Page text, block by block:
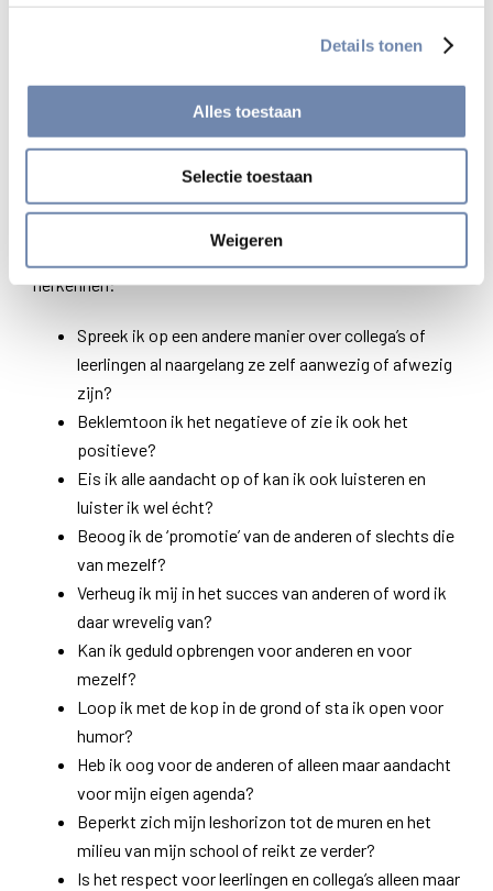
Details tonen
Alles toestaan
Selectie toestaan
Weigeren
jezuïet zei me ooit dat het de enige gebedsvorm is die men
Ben ik wel goed bezig?
Voor ons, in het onderwijs, gaat het om een dagelijks
aftoetsen of men als leerkracht ‘wel goed bezig is’. Zovele
verkleuren of verdonkeren en waarin menigeen zich kan
herkennen:
Spreek ik op een andere manier over collega’s of
leerlingen al naargelang ze zelf aanwezig of afwezig
zijn?
Beklemtoon ik het negatieve of zie ik ook het
positieve?
Eis ik alle aandacht op of kan ik ook luisteren en
luister ik wel écht?
Beoog ik de ‘promotie’ van de anderen of slechts die
van mezelf?
Verheug ik mij in het succes van anderen of word ik
daar wrevelig van?
Kan ik geduld opbrengen voor anderen en voor
mezelf?
Loop ik met de kop in de grond of sta ik open voor
humor?
Heb ik oog voor de anderen of alleen maar aandacht
voor mijn eigen agenda?
Beperkt zich mijn leshorizon tot de muren en het
milieu van mijn school of reikt ze verder?
Is het respect voor leerlingen en collega’s alleen maar